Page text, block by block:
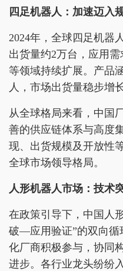
四足机器人：加速迈入
2024年，全球四足机器
出货量约2万台，应用
等领域持续扩展。产品
人，市场出货量稳步增长
从全球格局来看，中国
善的供应链体系与高度
现、出货规模及开放性
全球市场领导格局。
人形机器人市场：技术
在政策引导下，中国人
破—应用验证”的双向循
化厂商积极参与，协同
进步。各行业龙头纷纷